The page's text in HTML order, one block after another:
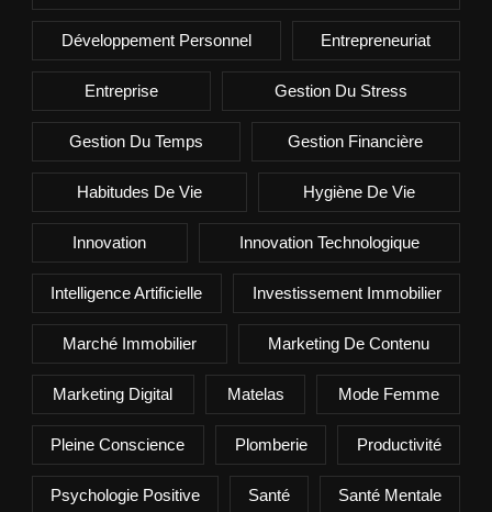
Développement Personnel Entrepreneuriat
Entreprise Gestion Du Stress
Gestion Du Temps Gestion Financière
Habitudes De Vie Hygiène De Vie
Innovation Innovation Technologique
Intelligence Artificielle Investissement Immobilier
Marché Immobilier Marketing De Contenu
Marketing Digital Matelas Mode Femme
Pleine Conscience Plomberie Productivité
Psychologie Positive Santé Santé Mentale